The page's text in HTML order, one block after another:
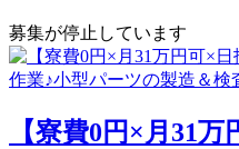
募集が停止しています
【寮費0円×月31